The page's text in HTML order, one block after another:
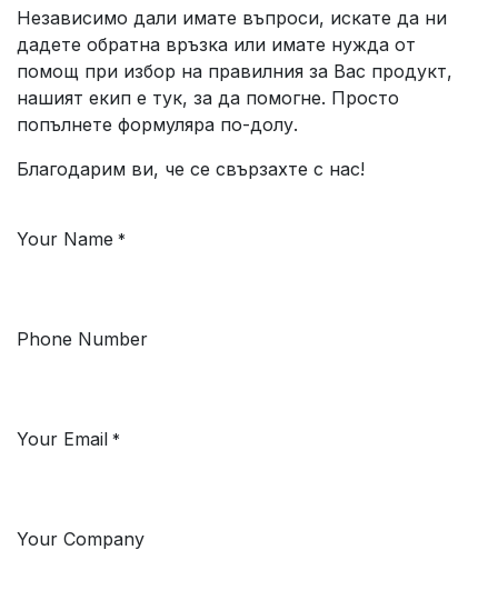
Независимо дали имате въпроси, искате да ни
дадете обратна връзка или имате нужда от
помощ при избор на правилния за Вас продукт,
нашият екип е тук, за да помогне. Просто
попълнете формуляра по-долу.
Благодарим ви, че се свързахте с нас!
Your Name *
Phone Number
Your Email *
Your Company